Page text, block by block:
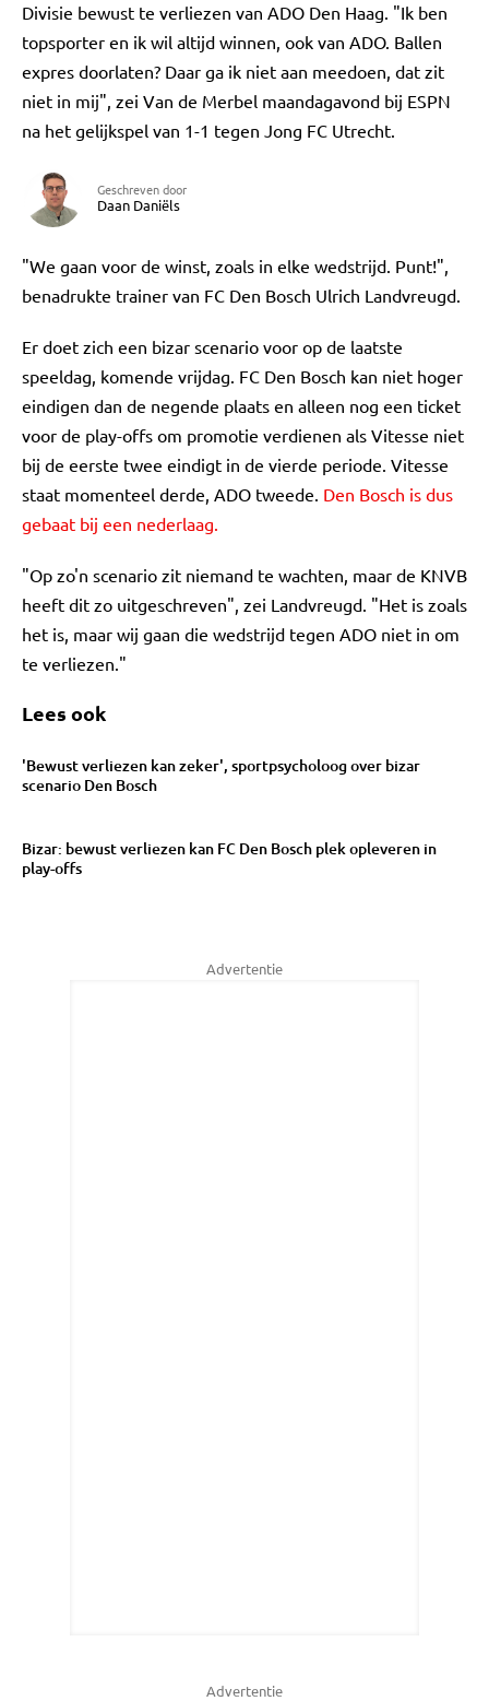
Divisie bewust te verliezen van ADO Den Haag. "Ik ben
topsporter en ik wil altijd winnen, ook van ADO. Ballen
expres doorlaten? Daar ga ik niet aan meedoen, dat zit
niet in mij", zei Van de Merbel maandagavond bij ESPN
na het gelijkspel van 1-1 tegen Jong FC Utrecht.
Geschreven door
Daan Daniëls
"We gaan voor de winst, zoals in elke wedstrijd. Punt!",
benadrukte trainer van FC Den Bosch Ulrich Landvreugd.
Er doet zich een bizar scenario voor op de laatste
speeldag, komende vrijdag. FC Den Bosch kan niet hoger
eindigen dan de negende plaats en alleen nog een ticket
voor de play-offs om promotie verdienen als Vitesse niet
bij de eerste twee eindigt in de vierde periode. Vitesse
staat momenteel derde, ADO tweede. Den Bosch is dus
gebaat bij een nederlaag.
"Op zo'n scenario zit niemand te wachten, maar de KNVB
heeft dit zo uitgeschreven", zei Landvreugd. "Het is zoals
het is, maar wij gaan die wedstrijd tegen ADO niet in om
te verliezen."
Lees ook
'Bewust verliezen kan zeker', sportpsycholoog over bizar
scenario Den Bosch
Bizar: bewust verliezen kan FC Den Bosch plek opleveren in
play-offs
Advertentie
Advertentie